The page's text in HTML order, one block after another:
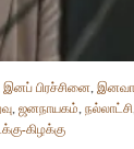
இனப் பிரச்சினை,
, ஜனநாயகம், நல்லாட்சி
கிழக்கு